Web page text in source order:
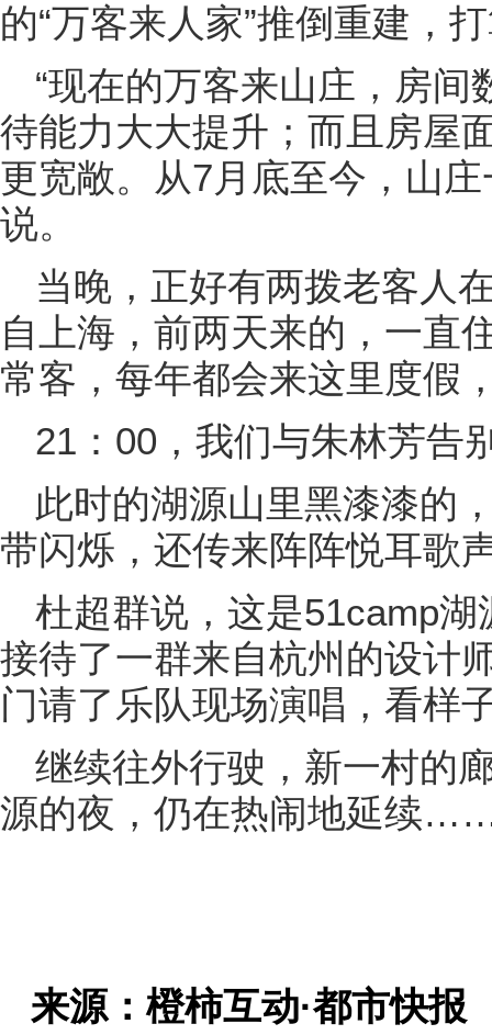
的“万客来人家”推倒重建，
“现在的万客来山庄，房
待能力大大提升；而且房屋
更宽敞。从7月底至今，山
说。
当晚，正好有两拨老客人
自上海，前两天来的，一直
常客，每年都会来这里度假
21：00，我们与朱林芳告
此时的湖源山里黑漆漆的
带闪烁，还传来阵阵悦耳歌
杜超群说，这是51camp
接待了一群来自杭州的设计
门请了乐队现场演唱，看样
继续往外行驶，新一村的
源的夜，仍在热闹地延续
来源：橙柿互动·都市快